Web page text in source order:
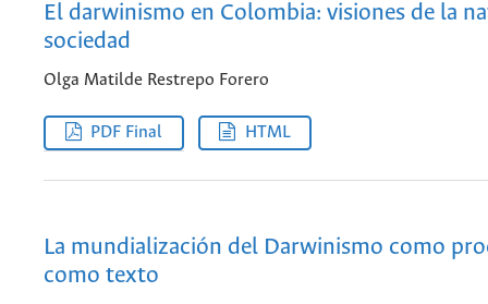
El darwinismo en Colombia: visiones de la
sociedad
Olga Matilde Restrepo Forero
PDF Final HTML
La mundialización del Darwinismo como
como texto